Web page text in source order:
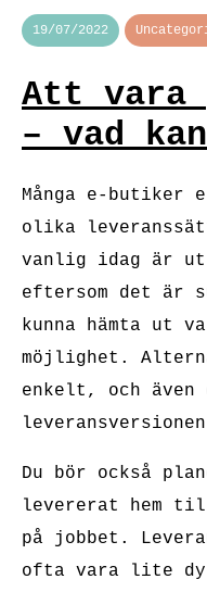
19/07/2022
Att vara
– vad
Många e-butiker
olika
vanlig idag är
eftersom det är
kunna hämta ut
möjlighet.
enkelt, och
Du bör också
levererat hem
på jobbet.
ofta vara lite